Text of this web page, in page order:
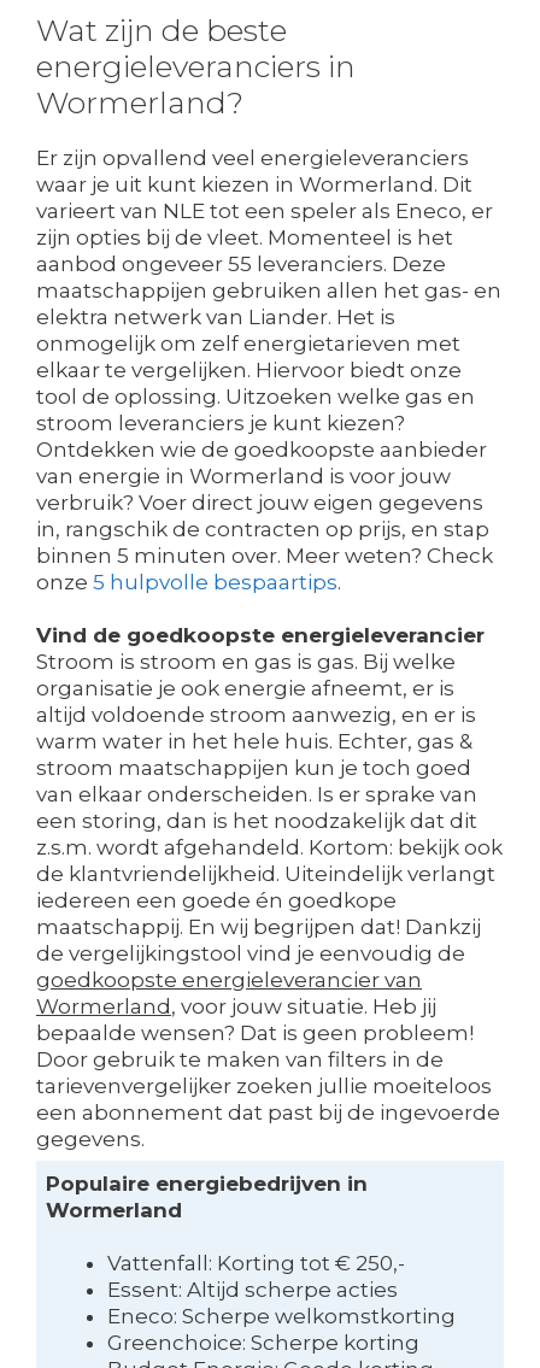
Wat zijn de beste
energieleveranciers in
Wormerland?
Er zijn opvallend veel energieleveranciers
waar je uit kunt kiezen in Wormerland. Dit
varieert van NLE tot een speler als Eneco, er
zijn opties bij de vleet. Momenteel is het
aanbod ongeveer 55 leveranciers. Deze
maatschappijen gebruiken allen het gas- en
elektra netwerk van Liander. Het is
onmogelijk om zelf energietarieven met
elkaar te vergelijken. Hiervoor biedt onze
tool de oplossing. Uitzoeken welke gas en
stroom leveranciers je kunt kiezen?
Ontdekken wie de goedkoopste aanbieder
van energie in Wormerland is voor jouw
verbruik? Voer direct jouw eigen gegevens
in, rangschik de contracten op prijs, en stap
binnen 5 minuten over. Meer weten? Check
onze 5 hulpvolle bespaartips.
Vind de goedkoopste energieleverancier
Stroom is stroom en gas is gas. Bij welke
organisatie je ook energie afneemt, er is
altijd voldoende stroom aanwezig, en er is
warm water in het hele huis. Echter, gas &
stroom maatschappijen kun je toch goed
van elkaar onderscheiden. Is er sprake van
een storing, dan is het noodzakelijk dat dit
z.s.m. wordt afgehandeld. Kortom: bekijk ook
de klantvriendelijkheid. Uiteindelijk verlangt
iedereen een goede én goedkope
maatschappij. En wij begrijpen dat! Dankzij
de vergelijkingstool vind je eenvoudig de
goedkoopste energieleverancier van
Wormerland, voor jouw situatie. Heb jij
bepaalde wensen? Dat is geen probleem!
Door gebruik te maken van filters in de
tarievenvergelijker zoeken jullie moeiteloos
een abonnement dat past bij de ingevoerde
gegevens.
Populaire energiebedrijven in
Wormerland
Vattenfall: Korting tot € 250,-
Essent: Altijd scherpe acties
Eneco: Scherpe welkomstkorting
Greenchoice: Scherpe korting